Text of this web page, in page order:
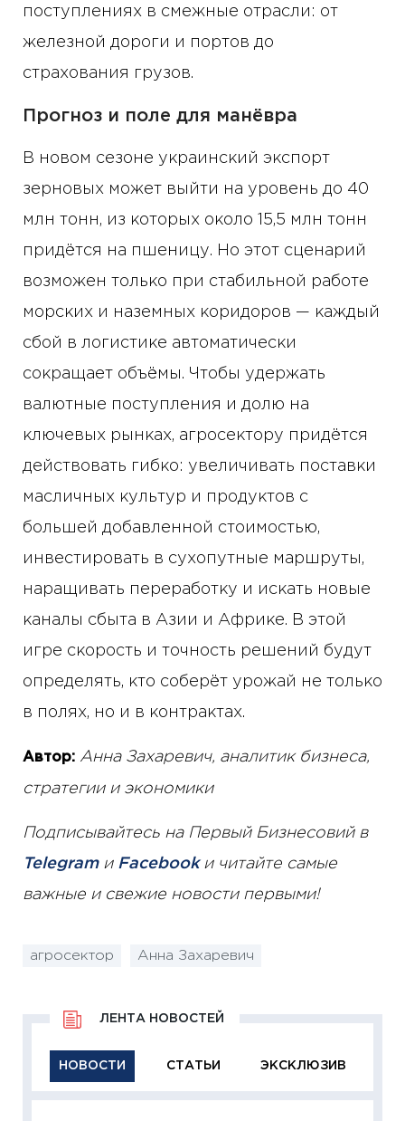
поступлениях в смежные отрасли: от
железной дороги и портов до
страхования грузов.
Прогноз и поле для манёвра
В новом сезоне украинский экспорт
зерновых может выйти на уровень до 40
млн тонн, из которых около 15,5 млн тонн
придётся на пшеницу. Но этот сценарий
возможен только при стабильной работе
морских и наземных коридоров — каждый
сбой в логистике автоматически
сокращает объёмы. Чтобы удержать
валютные поступления и долю на
ключевых рынках, агросектору придётся
действовать гибко: увеличивать поставки
масличных культур и продуктов с
большей добавленной стоимостью,
инвестировать в сухопутные маршруты,
наращивать переработку и искать новые
каналы сбыта в Азии и Африке. В этой
игре скорость и точность решений будут
определять, кто соберёт урожай не только
в полях, но и в контрактах.
Автор: Анна Захаревич, аналитик бизнеса,
стратегии и экономики
Подписывайтесь на Первый Бизнесовий в
Telegramи Facebookи читайте самые
важные и свежие новости первыми!
агросектор Анна Захаревич
НОВОСТИ СТАТЬИ ЭКСКЛЮЗИВ
ЛЕНТА НОВОСТЕЙ